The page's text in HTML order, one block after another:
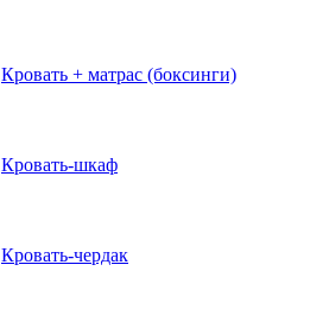
Кровать + матрас (боксинги)
Кровать-шкаф
Кровать-чердак